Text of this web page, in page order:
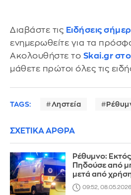
Διαβάστε τις Ειδήσεις
ενημερωθείτε για τα
Ακολουθήστε το Skai.gr
μάθετε πρώτοι όλες τις
TAGS: Ληστεία
ΣΧΕΤΙΚΑ ΑΡΘΡΑ
Ρέθυμνο:
Πηδούσε από
μετά από
09:52, 08.05.2026